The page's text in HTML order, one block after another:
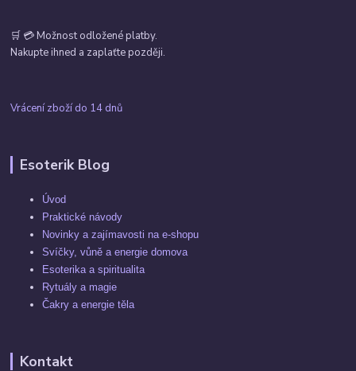
🛒 💳 Možnost odložené platby.
Nakupte ihned a zaplaťte později.
Vrácení zboží do 14 dnů
Esoterik Blog
Úvod
Praktické návody
Novinky a zajímavosti na e-shopu
Svíčky, vůně a energie domova
Esoterika a spiritualita
Rytuály a magie
Čakry a energie těla
Kontakt